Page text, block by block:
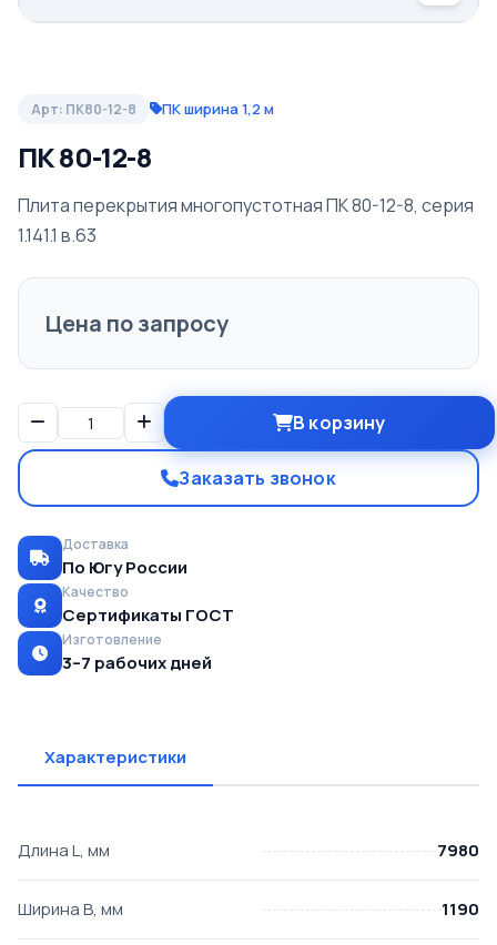
Арт: ПК80-12-8 ПК ширина 1,2 м
ПК 80-12-8
Плита перекрытия многопустотная ПК 80-12-8, серия
1.141.1 в.63
Цена по запросу
В корзину
Заказать звонок
Доставка
По Югу России
Качество
Сертификаты ГОСТ
Изготовление
3–7 рабочих дней
Характеристики
Длина L, мм 7980
Ширина B, мм 1190